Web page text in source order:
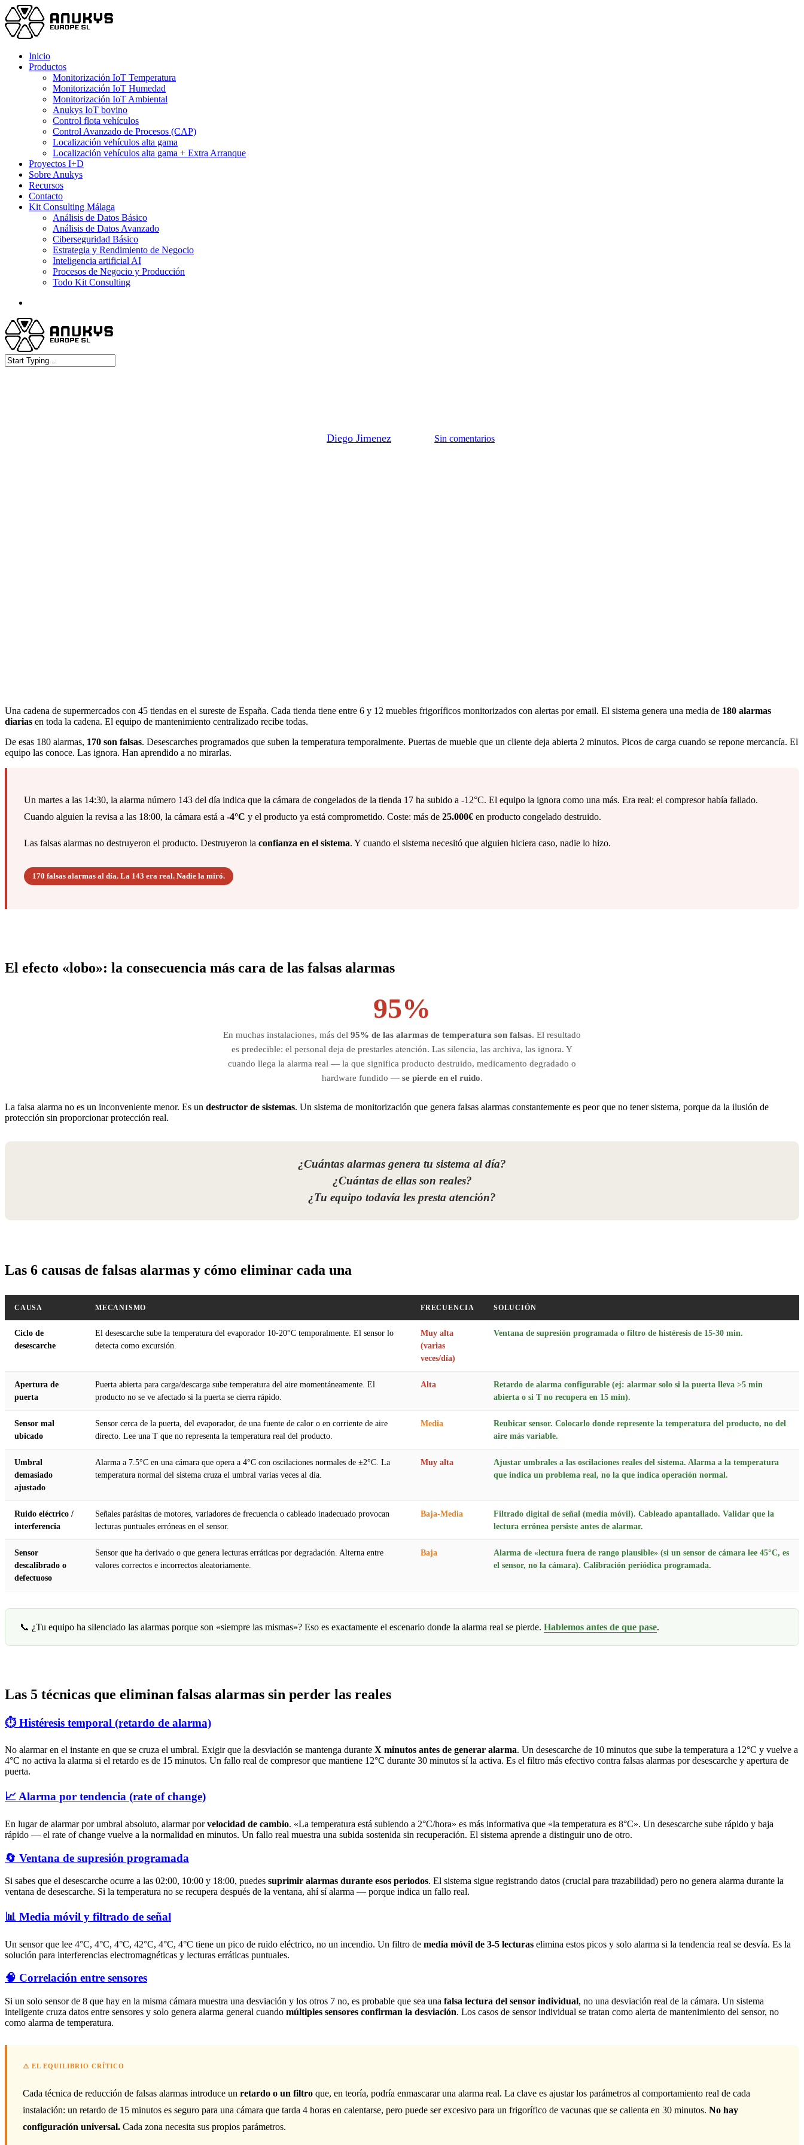
Skip
to
main
content
Menu
Inicio
Productos
Monitorización IoT Temperatura
Monitorización IoT Humedad
Monitorización IoT Ambiental
Anukys IoT bovino
Control flota vehículos
Control Avanzado de Procesos (CAP)
Localización vehículos alta gama
Localización vehículos alta gama + Extra Arranque
Proyectos I+D
Sobre Anukys
Recursos
Contacto
Kit Consulting Málaga
Análisis de Datos Básico
Análisis de Datos Avanzado
Ciberseguridad Básico
Estrategia y Rendimiento de Negocio
Inteligencia artificial AI
Procesos de Negocio y Producción
Todo Kit Consulting
Diego Jimenez Sin comentarios
Una cadena de supermercados con 45 tiendas en el sureste de España. Cada tienda tiene entre 6 y 12 muebles frigoríficos monitorizados con alertas por email. El sistema genera una media de 180 alarmas
diarias en toda la cadena. El equipo de mantenimiento centralizado recibe todas.
De esas 180 alarmas, 170 son falsas. Desescarches programados que suben la temperatura temporalmente. Puertas de mueble que un cliente deja abierta 2 minutos. Picos de carga cuando se repone mercancía. El
equipo las conoce. Las ignora. Han aprendido a no mirarlas.
Un martes a las 14:30, la alarma número 143 del día indica que la cámara de congelados de la tienda 17 ha subido a -12°C. El equipo la ignora como una más. Era real: el compresor había fallado.
Cuando alguien la revisa a las 18:00, la cámara está a -4°C y el producto ya está comprometido. Coste: más de 25.000€ en producto congelado destruido.
Las falsas alarmas no destruyeron el producto. Destruyeron la confianza en el sistema. Y cuando el sistema necesitó que alguien hiciera caso, nadie lo hizo.
170 falsas alarmas al día. La 143 era real. Nadie la miró.
El efecto «lobo»: la consecuencia más cara de las falsas alarmas
95%
En muchas instalaciones, más del 95% de las alarmas de temperatura son falsas. El resultado
es predecible: el personal deja de prestarles atención. Las silencia, las archiva, las ignora. Y
cuando llega la alarma real — la que significa producto destruido, medicamento degradado o
hardware fundido — se pierde en el ruido.
La falsa alarma no es un inconveniente menor. Es un destructor de sistemas. Un sistema de monitorización que genera falsas alarmas constantemente es peor que no tener sistema, porque da la ilusión de
protección sin proporcionar protección real.
¿Cuántas alarmas genera tu sistema al día?
¿Cuántas de ellas son reales?
¿Tu equipo todavía les presta atención?
Las 6 causas de falsas alarmas y cómo eliminar cada una
CAUSA MECANISMO FRECUENCIA SOLUCIÓN
Ciclo de
desescarche
El desescarche sube la temperatura del evaporador 10-20°C temporalmente. El sensor lo
detecta como excursión.
Muy alta
(varias
veces/día)
Ventana de supresión programada o filtro de histéresis de 15-30 min.
Apertura de
puerta
Puerta abierta para carga/descarga sube temperatura del aire momentáneamente. El
producto no se ve afectado si la puerta se cierra rápido.
Alta
Retardo de alarma configurable (ej: alarmar solo si la puerta lleva >5 min
abierta o si T no recupera en 15 min).
Sensor mal
ubicado
Sensor cerca de la puerta, del evaporador, de una fuente de calor o en corriente de aire
directo. Lee una T que no representa la temperatura real del producto.
Media
Reubicar sensor. Colocarlo donde represente la temperatura del producto, no del
aire más variable.
Umbral
demasiado
ajustado
Alarma a 7.5°C en una cámara que opera a 4°C con oscilaciones normales de ±2°C. La
temperatura normal del sistema cruza el umbral varias veces al día.
Muy alta
Ajustar umbrales a las oscilaciones reales del sistema. Alarma a la temperatura
que indica un problema real, no la que indica operación normal.
Ruido eléctrico /
interferencia
Señales parásitas de motores, variadores de frecuencia o cableado inadecuado provocan
lecturas puntuales erróneas en el sensor.
Baja-Media
Filtrado digital de señal (media móvil). Cableado apantallado. Validar que la
lectura errónea persiste antes de alarmar.
Sensor
descalibrado o
defectuoso
Sensor que ha derivado o que genera lecturas erráticas por degradación. Alterna entre
valores correctos e incorrectos aleatoriamente.
Baja
Alarma de «lectura fuera de rango plausible» (si un sensor de cámara lee 45°C, es
el sensor, no la cámara). Calibración periódica programada.
📞 ¿Tu equipo ha silenciado las alarmas porque son «siempre las mismas»? Eso es exactamente el escenario donde la alarma real se pierde. Hablemos antes de que pase.
Las 5 técnicas que eliminan falsas alarmas sin perder las reales
⏱️ Histéresis temporal (retardo de alarma)
No alarmar en el instante en que se cruza el umbral. Exigir que la desviación se mantenga durante X minutos antes de generar alarma. Un desescarche de 10 minutos que sube la temperatura a 12°C y vuelve a
4°C no activa la alarma si el retardo es de 15 minutos. Un fallo real de compresor que mantiene 12°C durante 30 minutos sí la activa. Es el filtro más efectivo contra falsas alarmas por desescarche y apertura de
puerta.
📈 Alarma por tendencia (rate of change)
En lugar de alarmar por umbral absoluto, alarmar porvelocidad de cambio. «La temperatura está subiendo a 2°C/hora» es más informativa que «la temperatura es 8°C». Un desescarche sube rápido y baja
rápido — el rate of change vuelve a la normalidad en minutos. Un fallo real muestra una subida sostenida sin recuperación. El sistema aprende a distinguir uno de otro.
🔄 Ventana de supresión programada
Si sabes que el desescarche ocurre a las 02:00, 10:00 y 18:00, puedes suprimir alarmas durante esos periodos. El sistema sigue registrando datos (crucial para trazabilidad) pero no genera alarma durante la
ventana de desescarche. Si la temperatura no se recupera después de la ventana, ahí sí alarma — porque indica un fallo real.
📊 Media móvil y filtrado de señal
Un sensor que lee 4°C, 4°C, 4°C, 42°C, 4°C, 4°C tiene un pico de ruido eléctrico, no un incendio. Un filtro de media móvil de 3-5 lecturas elimina estos picos y solo alarma si la tendencia real se desvía. Es la
solución para interferencias electromagnéticas y lecturas erráticas puntuales.
🧠 Correlación entre sensores
Si un solo sensor de 8 que hay en la misma cámara muestra una desviación y los otros 7 no, es probable que sea una falsa lectura del sensor individual, no una desviación real de la cámara. Un sistema
inteligente cruza datos entre sensores y solo genera alarma general cuando múltiples sensores confirman la desviación. Los casos de sensor individual se tratan como alerta de mantenimiento del sensor, no
como alarma de temperatura.
⚠️ EL EQUILIBRIO CRÍTICO
Cada técnica de reducción de falsas alarmas introduce un retardo o un filtro que, en teoría, podría enmascarar una alarma real. La clave es ajustar los parámetros al comportamiento real de cada
instalación: un retardo de 15 minutos es seguro para una cámara que tarda 4 horas en calentarse, pero puede ser excesivo para un frigorífico de vacunas que se calienta en 30 minutos. No hay
configuración universal. Cada zona necesita sus propios parámetros.